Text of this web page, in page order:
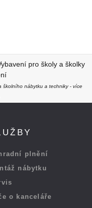
pro školy a školky
školního nábytku a techniky - více
plnění
nábytku
o kanceláře